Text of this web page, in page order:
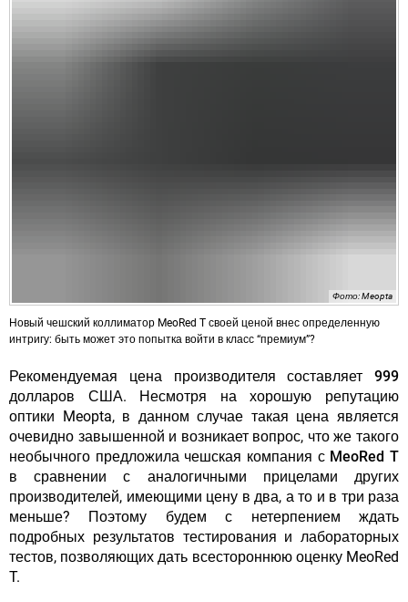
Фото: Meopta
Новый чешский коллиматор MeoRed T своей ценой внес определенную
интригу: быть может это попытка войти в класс “премиум”?
Рекомендуемая цена производителя составляет 999
долларов США. Несмотря на хорошую репутацию
оптики Meopta, в данном случае такая цена является
очевидно завышенной и возникает вопрос, что же такого
необычного предложила чешская компания с MeoRed T
в сравнении с аналогичными прицелами других
производителей, имеющими цену в два, а то и в три раза
меньше? Поэтому будем с нетерпением ждать
подробных результатов тестирования и лабораторных
тестов, позволяющих дать всестороннюю оценку MeoRed
T.